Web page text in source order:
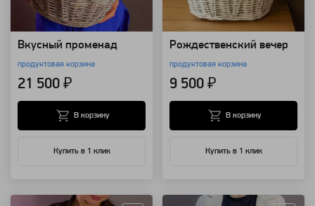
Вкусный променад
продуктовая корзина
21 500 ₽
Купить в 1 клик
В корзину
Рождественский вечер
продуктовая корзина
9 500 ₽
Купить в 1 клик
В корзину